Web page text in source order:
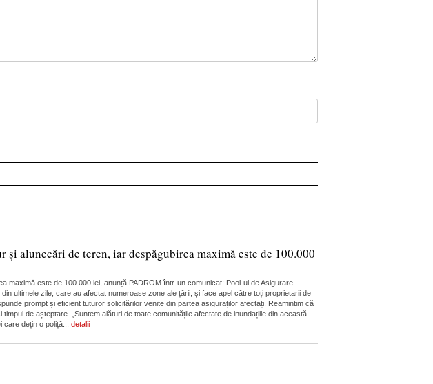
alunecări de teren, iar despăgubirea maximă este de 100.000
maximă este de 100.000 lei, anunță PADROM într-un comunicat: Pool-ul de Asigurare
ultimele zile, care au afectat numeroase zone ale țării, și face apel către toți proprietarii de
prompt și eficient tuturor solicitărilor venite din partea asiguraților afectați. Reamintim că
de așteptare. „Suntem alături de toate comunitățile afectate de inundațiile din această
dețin o poliță... detalii